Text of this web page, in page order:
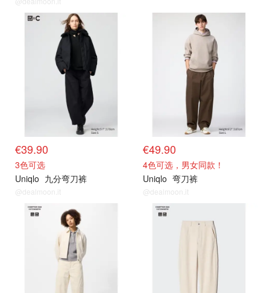
€39.90
3色可选
Uniqlo 九分弯刀裤
@dealmoon.it
€49.90
4色可选，男女同款！
Uniqlo 弯刀裤
@dealmoon.it